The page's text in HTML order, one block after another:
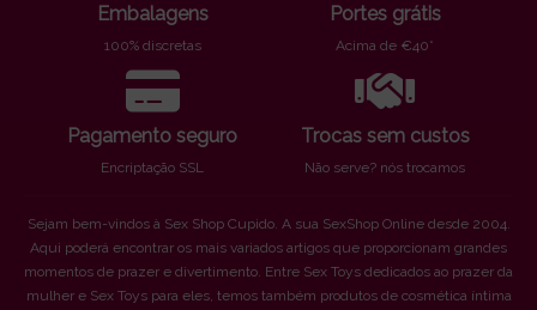
Embalagens
100% discretas
Portes grátis
Acima de €40*
Pagamento seguro
Encriptação SSL
Trocas sem custos
Não serve? nós trocamos
Sejam bem-vindos à Sex Shop Cupido. A sua SexShop Online desde 2004.
Aqui poderá encontrar os mais variados artigos que proporcionam grandes
momentos de prazer e divertimento. Entre Sex Toys dedicados ao prazer da
mulher e Sex Toys para eles, temos também produtos de cosmética íntima